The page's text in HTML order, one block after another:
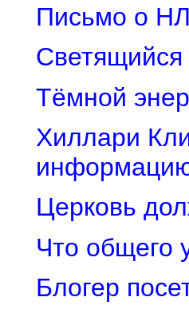
Письмо о
Светящийся
Тёмной
Хиллари
Церковь
Что общего
Блогер